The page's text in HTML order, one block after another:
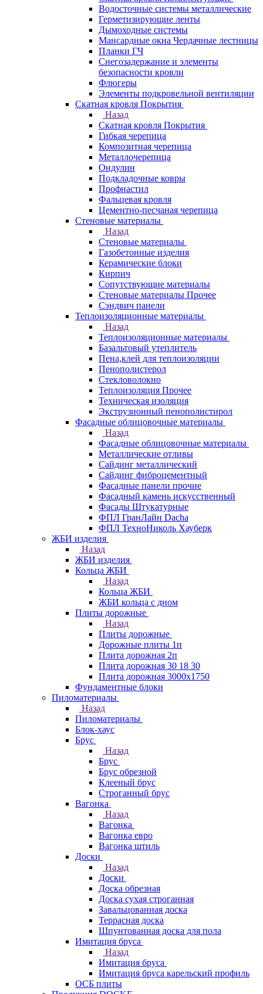
Водосточные системы металлические
Герметизирующие ленты
Дымоходные системы
Мансардные окна Чердачные лестницы
Планки ГЧ
Снегозадержание и элементы
безопасности кровли
Флюгеры
Элементы подкровельной вентиляции
Скатная кровля Покрытия
Назад
Скатная кровля Покрытия
Гибкая черепица
Композитная черепица
Металлочерепица
Ондулин
Подкладочные ковры
Профнастил
Фальцевая кровля
Цементно-песчаная черепица
Стеновые материалы
Назад
Стеновые материалы
Газобетонные изделия
Керамические блоки
Кирпич
Сопутствующие материалы
Стеновые материалы Прочее
Сэндвич панели
Теплоизоляционные материалы
Назад
Теплоизоляционные материалы
Базальтовый утеплитель
Пена,клей для теплоизоляции
Пенополистерол
Стекловолокно
Теплоизоляция Прочее
Техническая изоляция
Экструзионный пенополистирол
Фасадные облицовочные материалы
Назад
Фасадные облицовочные материалы
Металлические отливы
Сайдинг металлический
Сайдинг фиброцементный
Фасадные панели прочие
Фасадный камень искусственный
Фасады Штукатурные
ФПЛ ГранЛайн Dacha
ФПЛ ТехноНиколь Хауберк
ЖБИ изделия
Назад
ЖБИ изделия
Кольца ЖБИ
Назад
Кольца ЖБИ
ЖБИ кольца с дном
Плиты дорожные
Назад
Плиты дорожные
Дорожные плиты 1п
Плита дорожная 2п
Плита дорожная 30 18 30
Плита дорожная 3000х1750
Фундаментные блоки
Пиломатериалы
Назад
Пиломатериалы
Блок-хаус
Брус
Назад
Брус
Брус обрезной
Клееный брус
Строганный брус
Вагонка
Назад
Вагонка
Вагонка евро
Вагонка штиль
Доски
Назад
Доски
Доска обрезная
Доска сухая строганная
Завальцованная доска
Террасная доска
Шпунтованная доска для пола
Имитация бруса
Назад
Имитация бруса
Имитация бруса карельский профиль
ОСБ плиты